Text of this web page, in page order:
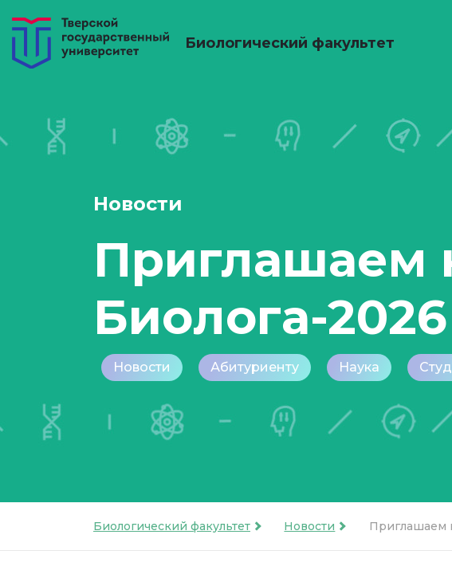
Биологический факультет
Новости
Приглашаем
Биолога-2026
Новости Абитуриенту Наука
Биологический факультет Новости Приглашаем